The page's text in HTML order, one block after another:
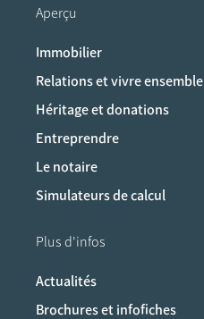
Aperçu
Immobilier
Relations et vivre ensemble
Héritage et donations
Entreprendre
Le notaire
Simulateurs de calcul
Plus d'infos
Actualités
Brochures et infofiches